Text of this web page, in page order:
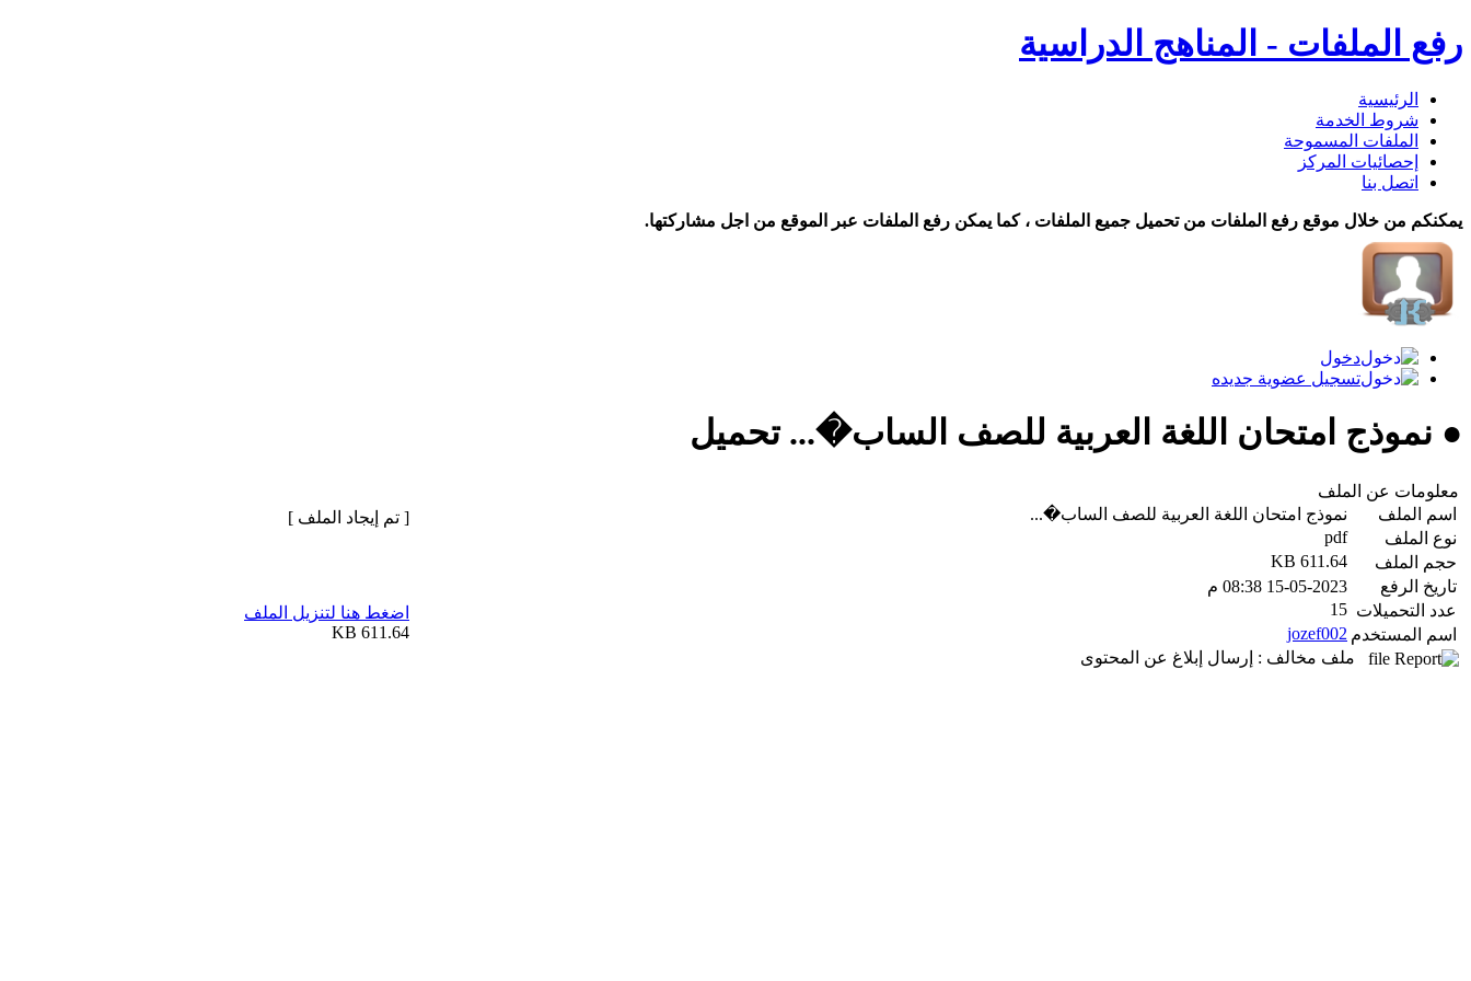
رفع الملفات - المناهج الدراسية
الرئيسية
شروط الخدمة
الملفات المسموحة
إحصائيات المركز
اتصل بنا
يمكنكم من خلال موقع رفع الملفات من تحميل جميع الملفات ، كما يمكن رفع الملفات عبر الموقع من اجل مشاركتها.
دخول
تسجيل عضوية جديده
● نموذج امتحان اللغة العربية للصف الساب�... تحميل
معلومات عن الملف
اسم الملف
نموذج امتحان اللغة العربية للصف الساب�...
نوع الملف
pdf
حجم الملف
611.64 KB
تاريخ الرفع
15-05-2023 08:38 م
عدد التحميلات 15
اسم المستخدم jozef002
ملف مخالف : إرسال إبلاغ عن المحتوى
[ تم إيجاد الملف ]
اضغط هنا لتنزيل الملف
611.64 KB